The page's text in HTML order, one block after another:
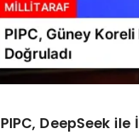
PIPC, DeepSeek